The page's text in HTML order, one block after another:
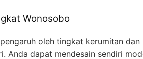
Wonosobo
oleh tingkat kerumitan dan
Anda dapat mendesain sendiri